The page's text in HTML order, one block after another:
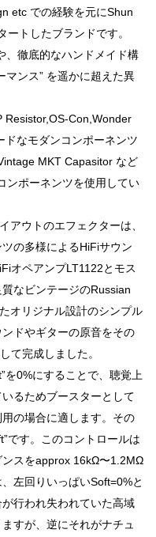
etc での経験を元にShun
ートしたブランドです。
、徹底的なハンドメイド構
マンス” を遥かに超えた異
Resistor,OS-Con,Wonder
ドなモダンコンポーネンツ
MKT Capasitor など
ンポーネンツを使用してい
アウトのエフェクターは、
の多様によるHiFiサウン
オペアンプLT1122とモス
なビンテージのRussian
オリジナル設計のシンプル
ドやギターの原音をその
て完成しました。
を0%にすることで、聴覚上
るためブースターとして
の場合に適します。その
です。このコントロールは
ンスをapprox 16kΩ〜1.2MΩ
左回りいっぱいSoft=0%と
行われ失われていた高域
すが、逆にそれがナチュ